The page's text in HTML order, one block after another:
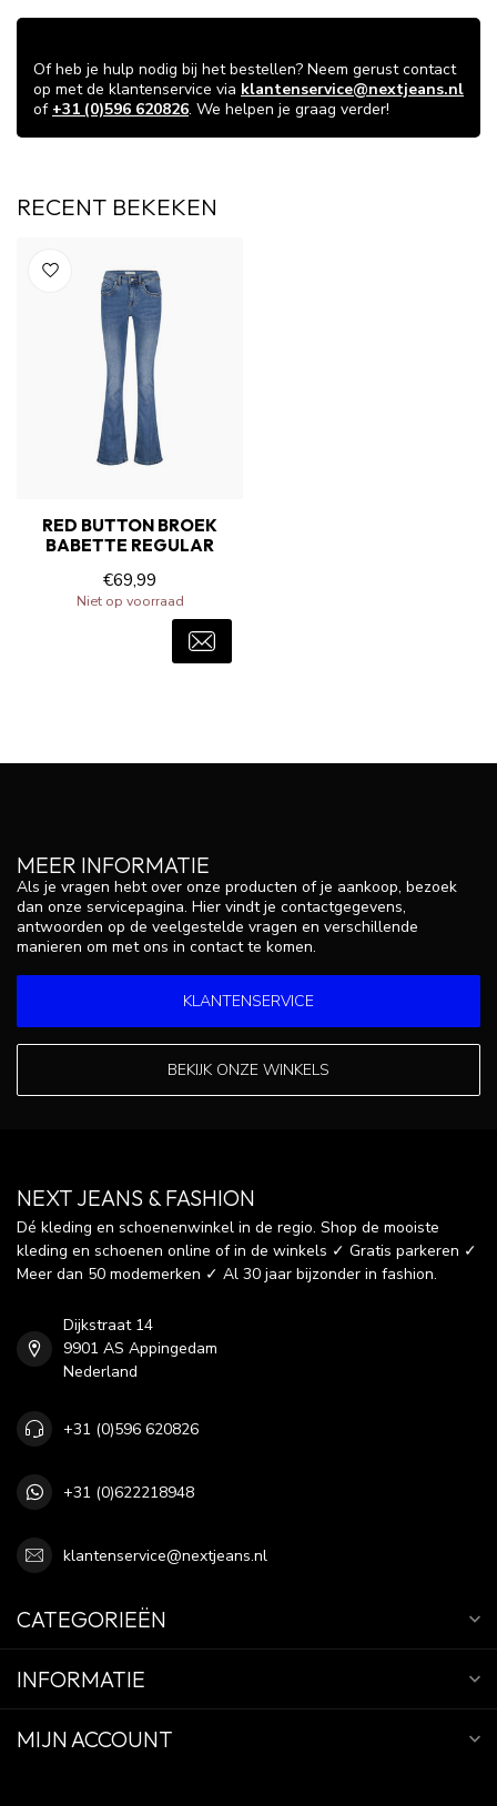
Of heb je hulp nodig bij het bestellen? Neem gerust contact
op met de klantenservice via klantenservice@nextjeans.nl
of +31 (0)596 620826. We helpen je graag verder!
RECENT BEKEKEN
RED BUTTON BROEK
BABETTE REGULAR
€69,99
Niet op voorraad
MEER INFORMATIE
Als je vragen hebt over onze producten of je aankoop, bezoek
dan onze servicepagina. Hier vindt je contactgegevens,
antwoorden op de veelgestelde vragen en verschillende
manieren om met ons in contact te komen.
KLANTENSERVICE
BEKIJK ONZE WINKELS
NEXT JEANS & FASHION
Dé kleding en schoenenwinkel in de regio. Shop de mooiste
kleding en schoenen online of in de winkels ✓ Gratis parkeren ✓
Meer dan 50 modemerken ✓ Al 30 jaar bijzonder in fashion.
Dijkstraat 14
9901 AS Appingedam
Nederland
+31 (0)596 620826
+31 (0)622218948
klantenservice@nextjeans.nl
CATEGORIEËN
INFORMATIE
MIJN ACCOUNT